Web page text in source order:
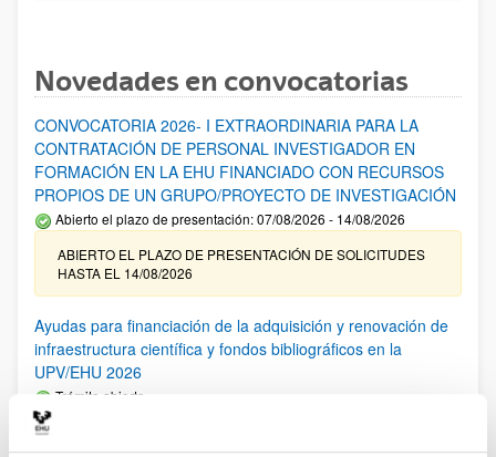
Novedades en convocatorias
CONVOCATORIA 2026- I EXTRAORDINARIA PARA LA
CONTRATACIÓN DE PERSONAL INVESTIGADOR EN
FORMACIÓN EN LA EHU FINANCIADO CON RECURSOS
PROPIOS DE UN GRUPO/PROYECTO DE INVESTIGACIÓN
Abierto el plazo de presentación: 07/08/2026 - 14/08/2026
ABIERTO EL PLAZO DE PRESENTACIÓN DE SOLICITUDES
HASTA EL 14/08/2026
Ayudas para financiación de la adquisición y renovación de
infraestructura científica y fondos bibliográficos en la
UPV/EHU 2026
Trámite abierto
solicitudes admitidas y excluidas. 23/03/2026: Relación